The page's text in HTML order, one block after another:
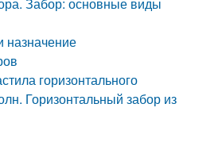
назначение
горизонтального
Горизонтальный забор из